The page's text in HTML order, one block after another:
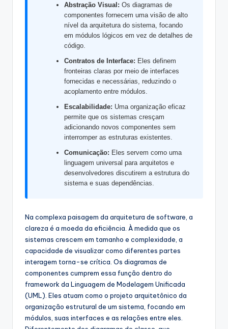
U
Abstração Visual: Os diagramas de
componentes fornecem uma visão de alto
nível da arquitetura do sistema, focando
em módulos lógicos em vez de detalhes de
código.
Contratos de Interface: Eles definem
fronteiras claras por meio de interfaces
fornecidas e necessárias, reduzindo o
acoplamento entre módulos.
Escalabilidade: Uma organização eficaz
permite que os sistemas cresçam
adicionando novos componentes sem
interromper as estruturas existentes.
Comunicação: Eles servem como uma
linguagem universal para arquitetos e
desenvolvedores discutirem a estrutura do
sistema e suas dependências.
Na complexa paisagem da arquitetura de software, a
clareza é a moeda da eficiência. À medida que os
sistemas crescem em tamanho e complexidade, a
capacidade de visualizar como diferentes partes
interagem torna-se crítica. Os diagramas de
componentes cumprem essa função dentro do
framework da Linguagem de Modelagem Unificada
(UML). Eles atuam como o projeto arquitetônico da
organização estrutural de um sistema, focando em
módulos, suas interfaces e as relações entre eles.